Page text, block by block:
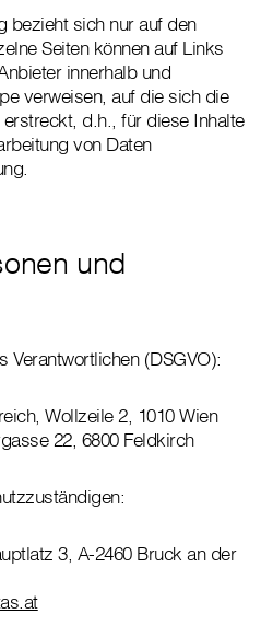
bezieht sich nur auf den
Seiten können auf Links
innerhalb und
verweisen, auf die sich die
d.h., für diese Inhalte
von Daten
und
Verantwortlichen (DSGVO):
Wollzeile 2, 1010 Wien
22, 6800 Feldkirch
3, A-2460 Bruck an der